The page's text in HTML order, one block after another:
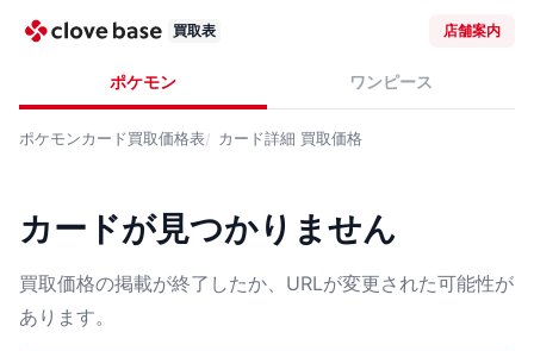
買取表 店舗案内
ポケモン ワンピース
ポケモンカード買取価格表 カード詳細 買取価格
カードが見つかりません
買取価格の掲載が終了したか、URLが変更された可能性が
あります。